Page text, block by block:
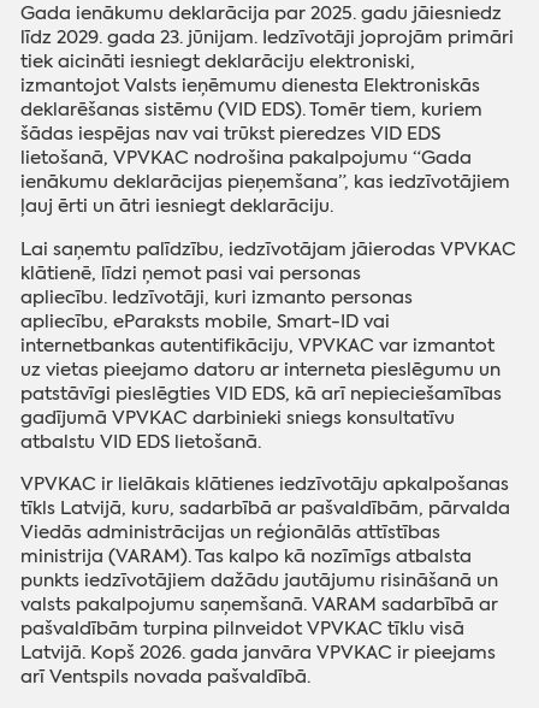
Gada ienākumu deklarācija par 2025. gadu jāiesniedz
līdz 2029. gada 23. jūnijam. Iedzīvotāji joprojām primāri
tiek aicināti iesniegt deklarāciju elektroniski,
izmantojot Valsts ieņēmumu dienesta Elektroniskās
deklarēšanas sistēmu (VID EDS). Tomēr tiem, kuriem
šādas iespējas nav vai trūkst pieredzes VID EDS
lietošanā, VPVKAC nodrošina pakalpojumu “Gada
ienākumu deklarācijas pieņemšana”, kas iedzīvotājiem
ļauj ērti un ātri iesniegt deklarāciju.
Lai saņemtu palīdzību, iedzīvotājam jāierodas VPVKAC
klātienē, līdzi ņemot pasi vai personas
apliecību. Iedzīvotāji, kuri izmanto personas
apliecību, eParaksts mobile, Smart-ID vai
internetbankas autentifikāciju, VPVKAC var izmantot
uz vietas pieejamo datoru ar interneta pieslēgumu un
patstāvīgi pieslēgties VID EDS, kā arī nepieciešamības
gadījumā VPVKAC darbinieki sniegs konsultatīvu
atbalstu VID EDS lietošanā.
VPVKAC ir lielākais klātienes iedzīvotāju apkalpošanas
tīkls Latvijā, kuru, sadarbībā ar pašvaldībām, pārvalda
Viedās administrācijas un reģionālās attīstības
ministrija (VARAM). Tas kalpo kā nozīmīgs atbalsta
punkts iedzīvotājiem dažādu jautājumu risināšanā un
valsts pakalpojumu saņemšanā. VARAM sadarbībā ar
pašvaldībām turpina pilnveidot VPVKAC tīklu visā
Latvijā. Kopš 2026. gada janvāra VPVKAC ir pieejams
arī Ventspils novada pašvaldībā.